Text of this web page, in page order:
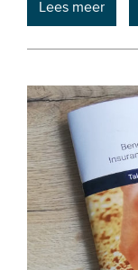
Lees meer